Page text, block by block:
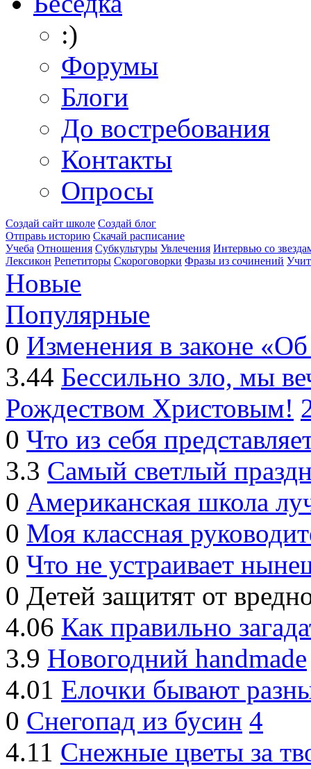
:)
Форумы
Блоги
До востребования
Контакты
Опросы
Создай сайт школе Создай блог
Отправь историю Скачай расписание
Учеба Отношения Субкультуры Увлечения Интервью со
Лексикон Репетиторы Скороговорки Фразы из сочинений
Новые
Популярные
0 Изменения в законе
3.44 Бессильно зло, мы
Рождеством Христовым!
0 Что из себя
3.3 Самый светлый
0 Американская школа
0 Моя классная
0 Что не устраивает
0 Детей защитят от
4.06 Как правильно
3.9 Новогодний handmade
4.01 Елочки бывают
0 Снегопад из бусин 4
4.11 Снежные цветы за